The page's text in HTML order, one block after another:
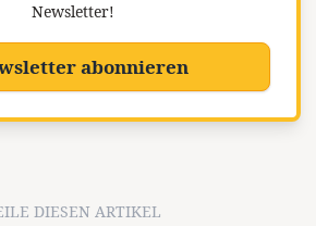
Newsletter!
abonnieren
DIESEN ARTIKEL